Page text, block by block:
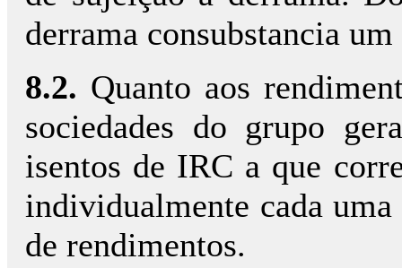
derrama consubstancia
8.2. Quanto aos
sociedades do grupo
isentos de IRC a que
individualmente cada
de rendimentos.